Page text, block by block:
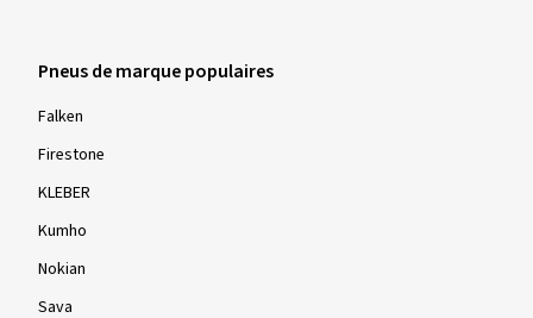
Pneus de marque populaires
Falken
Firestone
KLEBER
Kumho
Nokian
Sava